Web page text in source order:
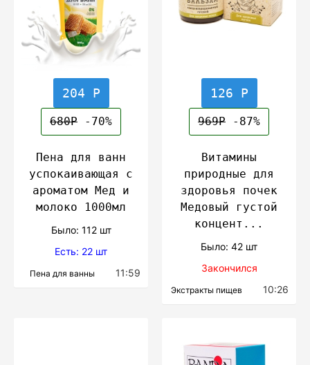
204 Р
680Р -70%
Пена для ванн
успокаивающая с
ароматом Мед и
молоко 1000мл
Было: 112 шт
Есть: 22 шт
Пена для ванны 11:59
126 Р
969Р -87%
Витамины
природные для
здоровья почек
Медовый густой
концент...
Было: 42 шт
Закончился
Экстракты пищев 10:26